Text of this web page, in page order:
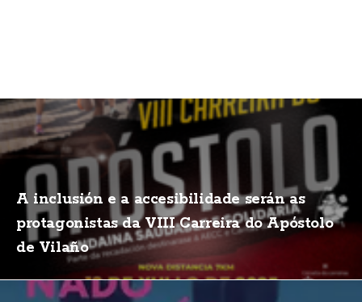
A inclusión e a accesibilidade serán as
protagonistas da VIII Carreira do Apóstolo
de Vilaño